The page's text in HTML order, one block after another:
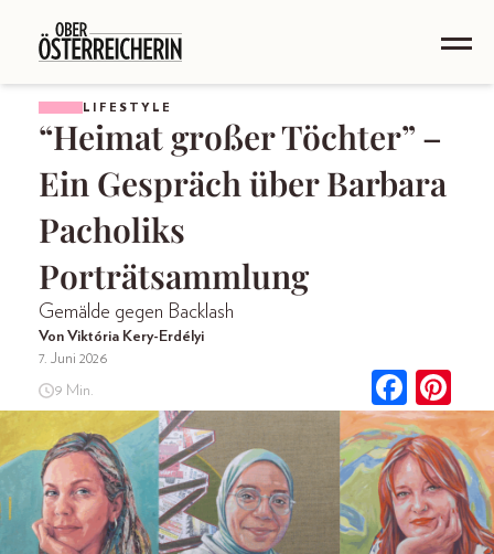
LIFESTYLE
“Heimat großer Töchter” –
Ein Gespräch über Barbara
Pacholiks
Porträtsammlung
Gemälde gegen Backlash
Von Viktória Kery-Erdélyi
7. Juni 2026
9 Min.